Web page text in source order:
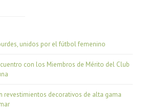
unidos por el fútbol femenino
con los Miembros de Mérito del Club
revestimientos decorativos de alta gama